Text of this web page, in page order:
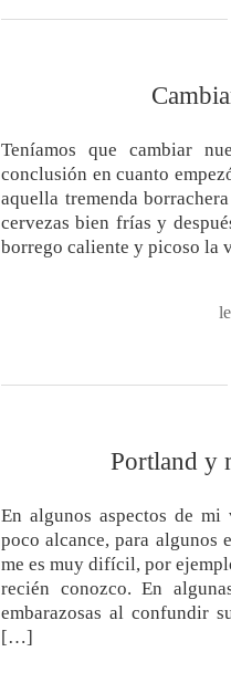
Teníamos que cambiar
conclusión en cuanto
aquella tremenda
cervezas bien frías y
borrego caliente y picoso la
Portland y
En algunos aspectos de
poco alcance, para algunos
me es muy difícil, por
recién conozco. En
embarazosas al confundir
[…]